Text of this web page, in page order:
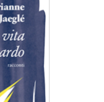
Aggiungi
alla lista
dei
desideri